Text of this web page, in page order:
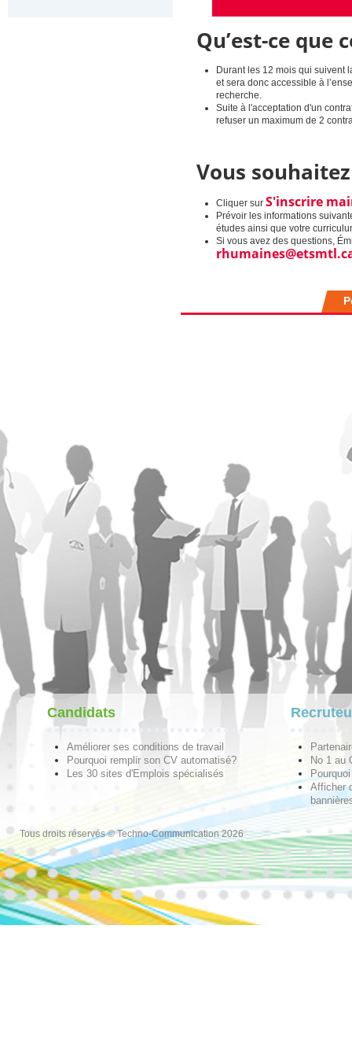
Qu’est-ce que
Durant les 12 mois qui suivent
et sera donc accessible à
recherche.
Suite à l'acceptation d'un
refuser un maximum de 2
Vous
Cliquer sur S'inscrire
Prévoir les informations
études ainsi que votre
Si vous avez des questions,
Candidats
Améliorer ses conditions de travail
Pourquoi remplir son CV automatisé?
Les 30 sites d'Emplois spécialisés
No 1 au
Afficher
Tous droits réservés © Techno-Communication 2026